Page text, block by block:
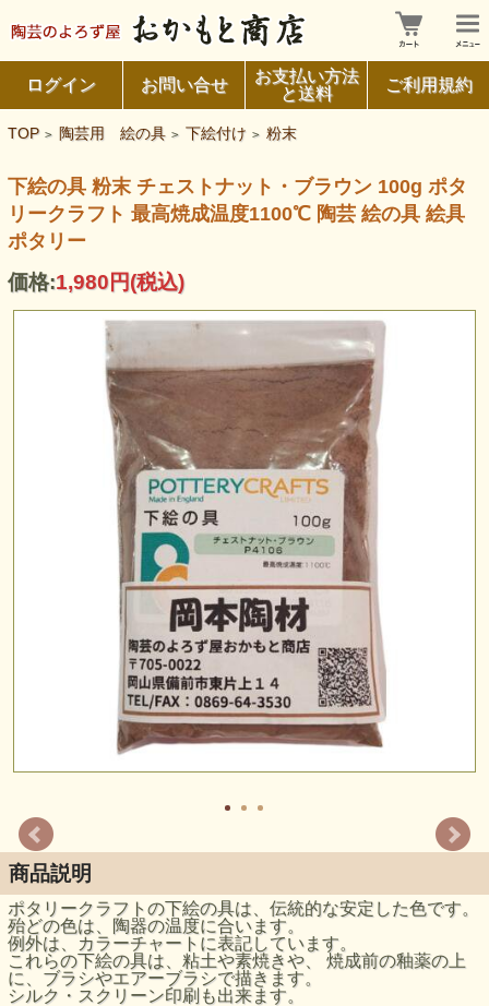
ログイン お問い合せ
お支払い方法
と送料
ご利用規約
TOP > 陶芸用 絵の具 > 下絵付け > 粉末
下絵の具 粉末 チェストナット・ブラウン 100g ポタ
リークラフト 最高焼成温度1100℃ 陶芸 絵の具 絵具
ポタリー
価格:1,980円(税込)
商品説明
ポタリークラフトの下絵の具は、伝統的な安定した色です。
殆どの色は、陶器の温度に合います。
例外は、カラーチャートに表記しています。
これらの下絵の具は、粘土や素焼きや、 焼成前の釉薬の上
に、ブラシやエアーブラシで描きます。
シルク・スクリーン印刷も出来ます。